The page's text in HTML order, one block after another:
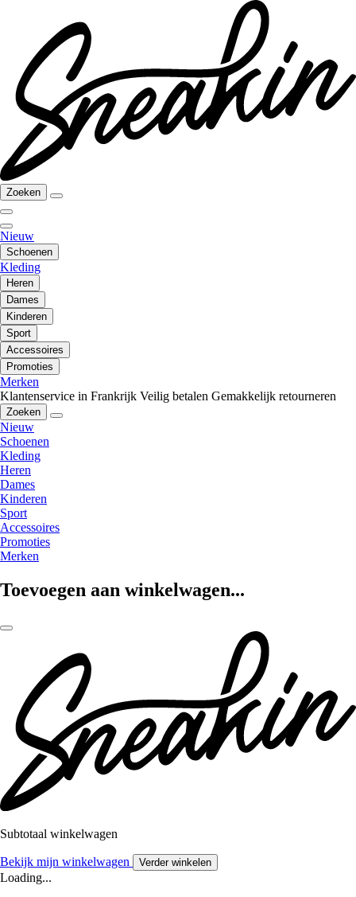
Zoeken
Nieuw
Schoenen
Kleding
Heren
Dames
Kinderen
Sport
Accessoires
Promoties
Merken
Klantenservice in Frankrijk Veilig betalen Gemakkelijk retourneren
Zoeken
Nieuw
Schoenen
Kleding
Heren
Dames
Kinderen
Sport
Accessoires
Promoties
Merken
Toevoegen aan winkelwagen...
Subtotaal winkelwagen
Bekijk mijn winkelwagen Verder winkelen
Loading...